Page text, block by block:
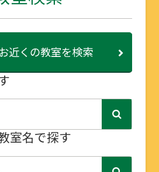
お近くの教室を検索
室名で探す